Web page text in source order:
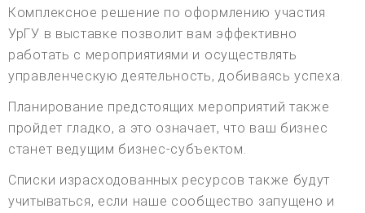
Комплексное решение по оформлению участия
УрГУ в выставке позволит вам эффективно
работать с мероприятиями и осуществлять
управленческую деятельность, добиваясь успеха.
Планирование предстоящих мероприятий также
пройдет гладко, а это означает, что ваш бизнес
станет ведущим бизнес-субъектом.
Списки израсходованных ресурсов также будут
учитываться, если наше сообщество запущено и